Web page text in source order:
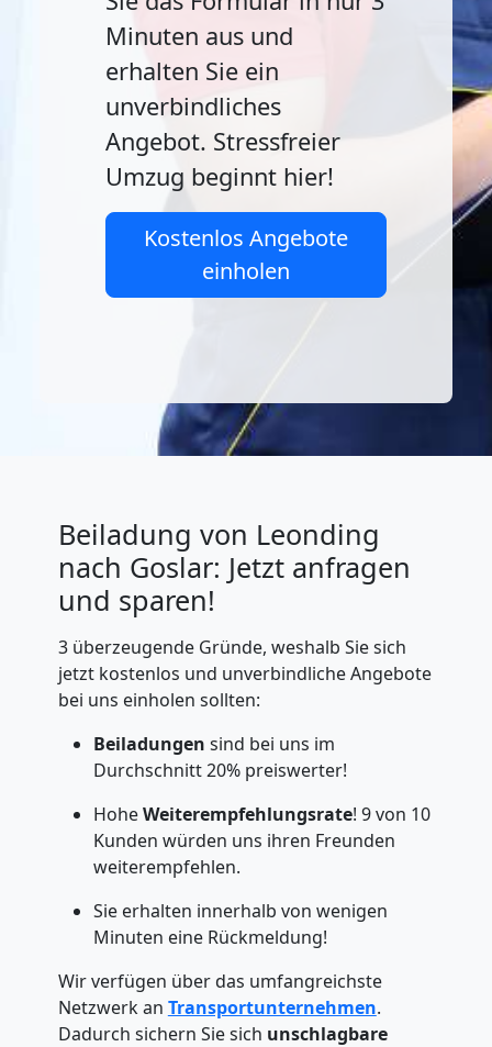
Minuten aus und
erhalten Sie ein
unverbindliches
Angebot. Stressfreier
Umzug beginnt hier!
Kostenlos Angebote
einholen
Beiladung von Leonding
nach Goslar: Jetzt anfragen
und sparen!
3 überzeugende Gründe, weshalb Sie sich
jetzt kostenlos und unverbindliche Angebote
bei uns einholen sollten:
Beiladungen sind bei uns im
Durchschnitt 20% preiswerter!
HoheWeiterempfehlungsrate! 9 von 10
Kunden würden uns ihren Freunden
weiterempfehlen.
Sie erhalten innerhalb von wenigen
Minuten eine Rückmeldung!
Wir verfügen über das umfangreichste
Netzwerk an Transportunternehmen.
Dadurch sichern Sie sich unschlagbare